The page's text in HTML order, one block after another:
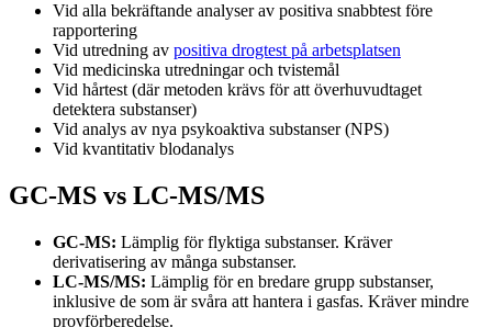
Vid alla bekräftande analyser av positiva snabbtest före
rapportering
Vid utredning av positiva drogtest på arbetsplatsen
Vid medicinska utredningar och tvistemål
Vid hårtest (där metoden krävs för att överhuvudtaget
detektera substanser)
Vid analys av nya psykoaktiva substanser (NPS)
Vid kvantitativ blodanalys
GC-MS vs LC-MS/MS
GC-MS: Lämplig för flyktiga substanser. Kräver
derivatisering av många substanser.
LC-MS/MS: Lämplig för en bredare grupp substanser,
inklusive de som är svåra att hantera i gasfas. Kräver mindre
provförberedelse.